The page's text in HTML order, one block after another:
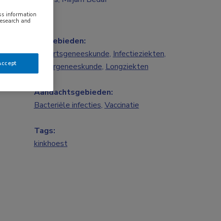
Vakgebieden:
Huisartsgeneeskunde, Infectieziekten,
Kindergeneeskunde, Longziekten
Aandachtsgebieden:
Bacteriële infecties, Vaccinatie
Tags:
kinkhoest
information
and